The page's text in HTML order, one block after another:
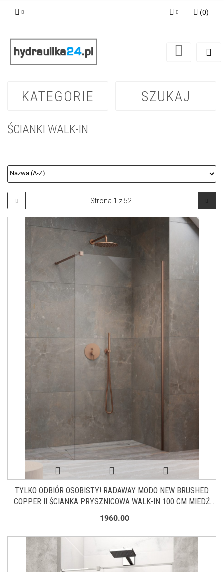
Zarejestruj się
(0)
KATEGORIE SZUKAJ
ŚCIANKI WALK-IN
TYLKO ODBIÓR OSOBISTY! RADAWAY MODO NEW BRUSHED
COPPER II ŚCIANKA PRYSZNICOWA WALK-IN 100 CM MIEDŹ
1960.00